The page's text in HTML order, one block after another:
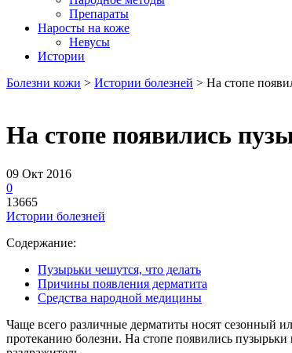
Препараты
Наросты на коже
Невусы
Истории
Болезни кожи > Истории болезней > На стопе
На стопе появились
09 Окт 2016
0
13665
Истории болезней
Содержание:
Пузырьки чешутся, что делать
Причины появления дерматита
Средства народной медицины
Чаще всего различные дерматиты носят сезонный
протеканию болезни. На стопе появились пузырьки